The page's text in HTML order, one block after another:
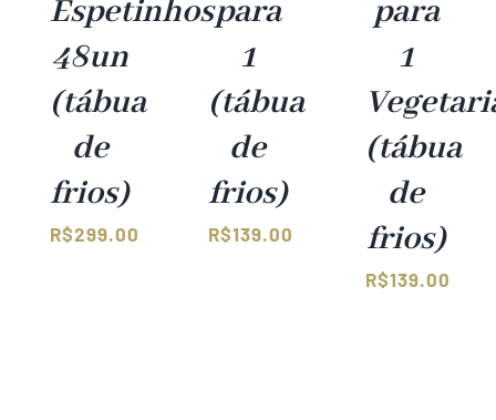
Espetinhos
48un
(tábua
de
frios)
R$299.00
para
1
(tábua
de
frios)
R$139.00
para
1
(tábua
de
frios)
R$139.00